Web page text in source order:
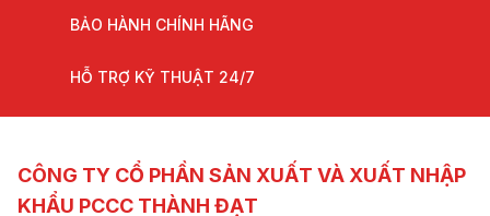
BẢO HÀNH CHÍNH HÃNG
HỖ TRỢ KỸ THUẬT 24/7
CÔNG TY CỔ PHẦN SẢN XUẤT VÀ XUẤT NHẬP
KHẨU PCCC THÀNH ĐẠT